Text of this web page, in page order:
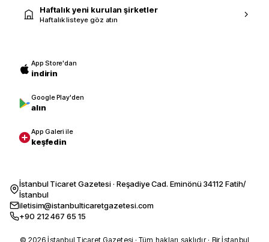
Haftalık yeni kurulan şirketler
Haftalık listeye göz atın
App Store'dan
indirin
Google Play'den
alın
App Galeri ile
keşfedin
İstanbul Ticaret Gazetesi · Reşadiye Cad. Eminönü 34112 Fatih/
İstanbul
iletisim@istanbulticaretgazetesi.com
+90 212 467 65 15
© 2026 İstanbul Ticaret Gazetesi · Tüm hakları saklıdır · Bir İstanbul